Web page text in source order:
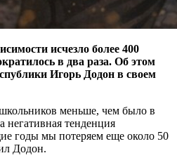
исчезло более 400
в два раза. Об этом
Игорь Додон в своем
меньше, чем было в
негативная тенденция
годы мы потеряем еще около 50
Додон.